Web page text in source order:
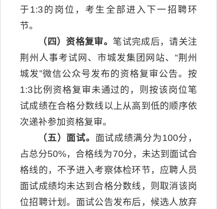
于1:3的岗位，考生全部进入下一招聘环
节。
（四）资格复审。 笔试完成后，请关注
荆州人事考试网、市城发集团网站、“荆州
城发”微信公众号发布的资格复审公告。按
1:3比例资格复审未通过的，则按该岗位笔
试成绩在合格分数线以上从高到低的顺序依
次递补参加资格复审。
（五）面试。 面试成绩满分为100分，
占总分50%，合格线为70分，未达到面试合
格线的，不予进入考察体检环节，应聘人员
面试成绩均未达到合格分数线，则取消该岗
位招聘计划。面试公告发布后，候选人放弃